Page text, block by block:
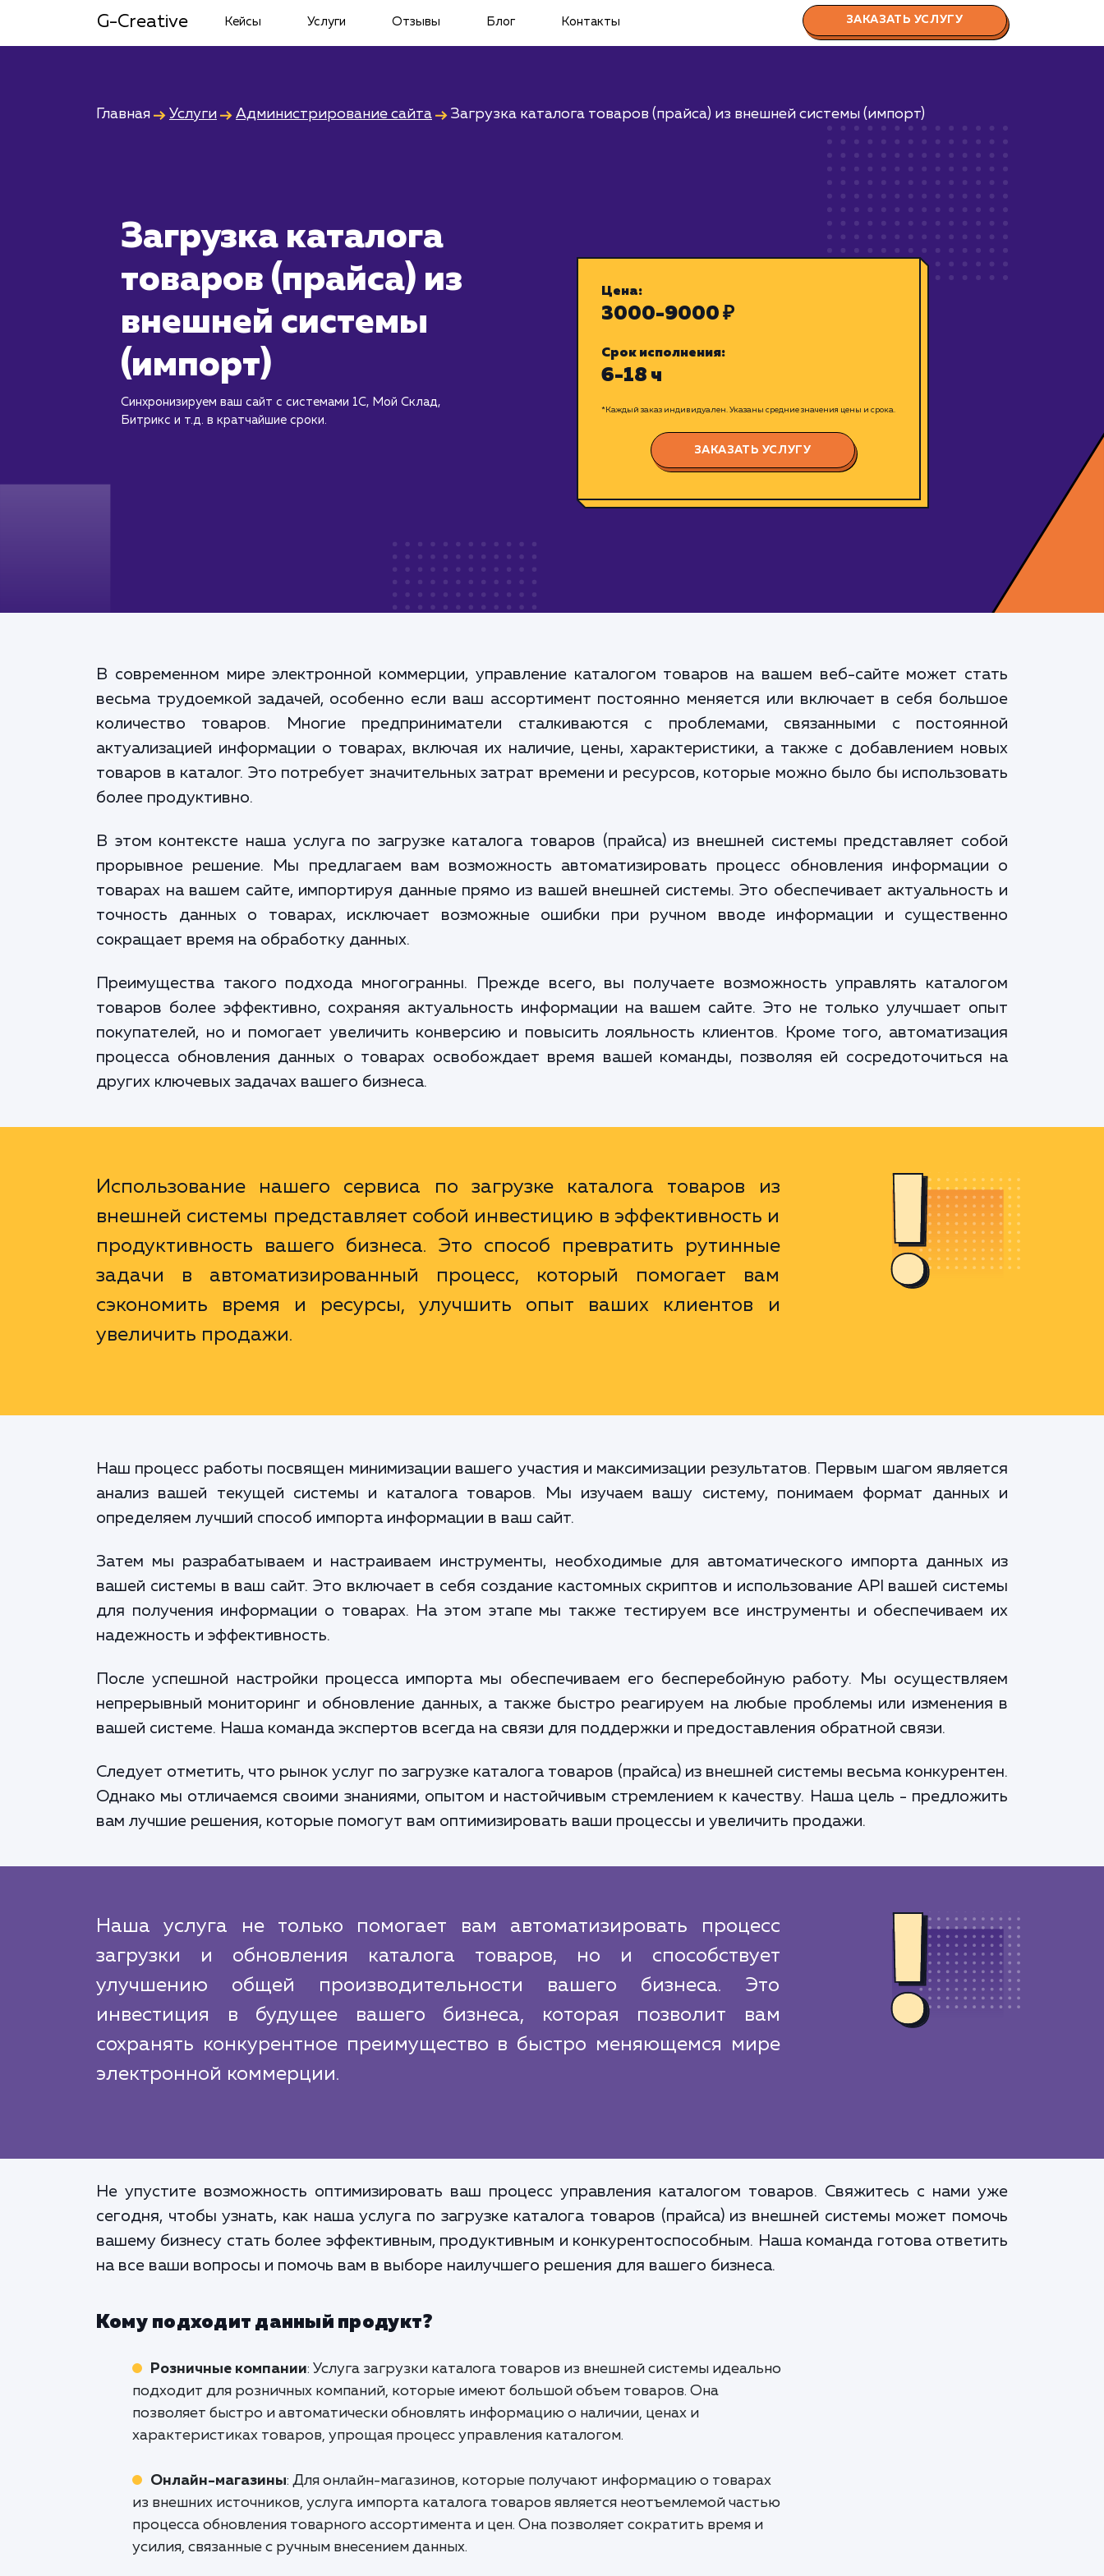
G-Creative Кейсы Услуги Отзывы Блог Контакты ЗАКАЗАТЬ УСЛУГУ
Главная Услуги Администрирование сайта Загрузка каталога товаров (прайса) из внешней системы (импорт)
Загрузка каталога
товаров (прайса) из
внешней системы
(импорт)
Синхронизируем ваш сайт с системами 1С, Мой Склад,
Битрикс и т.д. в кратчайшие сроки.
Цена:
3000-9000 ₽
Срок исполнения:
6-18 ч
*Каждый заказ индивидуален. Указаны средние значения цены и срока.
ЗАКАЗАТЬ УСЛУГУ
В современном мире электронной коммерции, управление каталогом товаров на вашем веб-сайте может стать
весьма трудоемкой задачей, особенно если ваш ассортимент постоянно меняется или включает в себя большое
количество товаров. Многие предприниматели сталкиваются с проблемами, связанными с постоянной
актуализацией информации о товарах, включая их наличие, цены, характеристики, а также с добавлением новых
товаров в каталог. Это потребует значительных затрат времени и ресурсов, которые можно было бы использовать
более продуктивно.
В этом контексте наша услуга по загрузке каталога товаров (прайса) из внешней системы представляет собой
прорывное решение. Мы предлагаем вам возможность автоматизировать процесс обновления информации о
товарах на вашем сайте, импортируя данные прямо из вашей внешней системы. Это обеспечивает актуальность и
точность данных о товарах, исключает возможные ошибки при ручном вводе информации и существенно
сокращает время на обработку данных.
Преимущества такого подхода многогранны. Прежде всего, вы получаете возможность управлять каталогом
товаров более эффективно, сохраняя актуальность информации на вашем сайте. Это не только улучшает опыт
покупателей, но и помогает увеличить конверсию и повысить лояльность клиентов. Кроме того, автоматизация
процесса обновления данных о товарах освобождает время вашей команды, позволяя ей сосредоточиться на
других ключевых задачах вашего бизнеса.
Использование нашего сервиса по загрузке каталога товаров из
внешней системы представляет собой инвестицию в эффективность и
продуктивность вашего бизнеса. Это способ превратить рутинные
задачи в автоматизированный процесс, который помогает вам
сэкономить время и ресурсы, улучшить опыт ваших клиентов и
увеличить продажи.
Наш процесс работы посвящен минимизации вашего участия и максимизации результатов. Первым шагом является
анализ вашей текущей системы и каталога товаров. Мы изучаем вашу систему, понимаем формат данных и
определяем лучший способ импорта информации в ваш сайт.
Затем мы разрабатываем и настраиваем инструменты, необходимые для автоматического импорта данных из
вашей системы в ваш сайт. Это включает в себя создание кастомных скриптов и использование API вашей системы
для получения информации о товарах. На этом этапе мы также тестируем все инструменты и обеспечиваем их
надежность и эффективность.
После успешной настройки процесса импорта мы обеспечиваем его бесперебойную работу. Мы осуществляем
непрерывный мониторинг и обновление данных, а также быстро реагируем на любые проблемы или изменения в
вашей системе. Наша команда экспертов всегда на связи для поддержки и предоставления обратной связи.
Следует отметить, что рынок услуг по загрузке каталога товаров (прайса) из внешней системы весьма конкурентен.
Однако мы отличаемся своими знаниями, опытом и настойчивым стремлением к качеству. Наша цель - предложить
вам лучшие решения, которые помогут вам оптимизировать ваши процессы и увеличить продажи.
Наша услуга не только помогает вам автоматизировать процесс
загрузки и обновления каталога товаров, но и способствует
улучшению общей производительности вашего бизнеса. Это
инвестиция в будущее вашего бизнеса, которая позволит вам
сохранять конкурентное преимущество в быстро меняющемся мире
электронной коммерции.
Не упустите возможность оптимизировать ваш процесс управления каталогом товаров. Свяжитесь с нами уже
сегодня, чтобы узнать, как наша услуга по загрузке каталога товаров (прайса) из внешней системы может помочь
вашему бизнесу стать более эффективным, продуктивным и конкурентоспособным. Наша команда готова ответить
на все ваши вопросы и помочь вам в выборе наилучшего решения для вашего бизнеса.
Кому подходит данный продукт?
Розничные компании: Услуга загрузки каталога товаров из внешней системы идеально
подходит для розничных компаний, которые имеют большой объем товаров. Она
позволяет быстро и автоматически обновлять информацию о наличии, ценах и
характеристиках товаров, упрощая процесс управления каталогом.
Онлайн-магазины: Для онлайн-магазинов, которые получают информацию о товарах
из внешних источников, услуга импорта каталога товаров является неотъемлемой частью
процесса обновления товарного ассортимента и цен. Она позволяет сократить время и
усилия, связанные с ручным внесением данных.